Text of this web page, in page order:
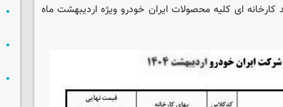
ای کلیه محصولات ایران خودرو ویژه اردیبهشت ماه